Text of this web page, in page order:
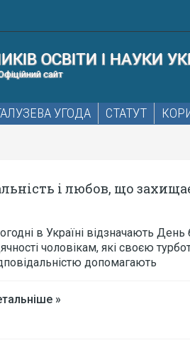
ОСВІТИ І НАУКИ
сайт
УГОДА СТАТУТ
і любов, що
в Україні відзначають День
чоловікам, які своєю
допомагають
»